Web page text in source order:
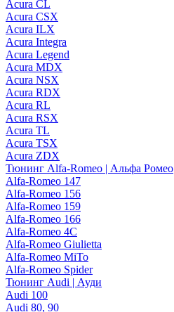
Acura CL
Acura CSX
Acura ILX
Acura Integra
Acura Legend
Acura MDX
Acura NSX
Acura RDX
Acura RL
Acura RSX
Acura TL
Acura TSX
Acura ZDX
Тюнинг Alfa-Romeo | Альфа Ромео
Alfa-Romeo 147
Alfa-Romeo 156
Alfa-Romeo 159
Alfa-Romeo 166
Alfa-Romeo 4C
Alfa-Romeo Giulietta
Alfa-Romeo MiTo
Alfa-Romeo Spider
Тюнинг Audi | Ауди
Audi 100
Audi 80, 90